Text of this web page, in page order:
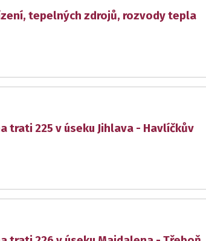
tepelných zdrojů, rozvody tepla
trati 225 v úseku Jihlava - Havlíčkův